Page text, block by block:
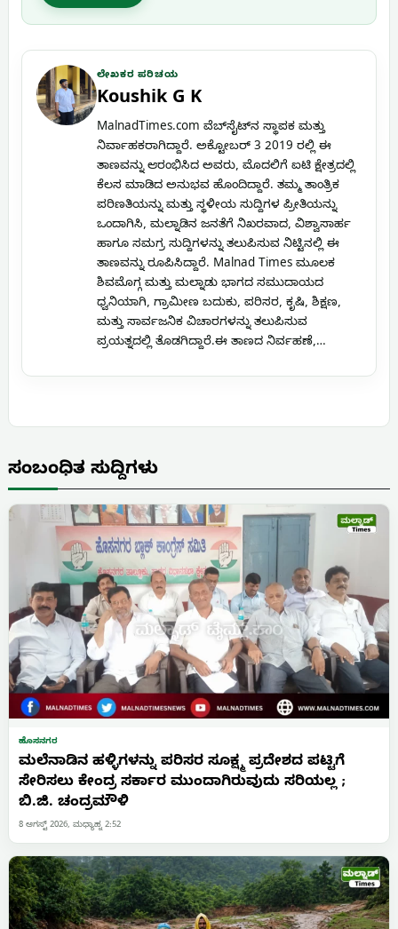
ಲೇಖಕರ ಪರಿಚಯ
Koushik G K
MalnadTimes.com ವೆಬ್‌ಸೈಟ್‌ನ ಸ್ಥಾಪಕ ಮತ್ತು
ನಿರ್ವಾಹಕರಾಗಿದ್ದಾರೆ. ಅಕ್ಟೋಬರ್ 3 2019 ರಲ್ಲಿ ಈ
ತಾಣವನ್ನು ಆರಂಭಿಸಿದ ಅವರು, ಮೊದಲಿಗೆ ಐಟಿ ಕ್ಷೇತ್ರದಲ್ಲಿ
ಕೆಲಸ ಮಾಡಿದ ಅನುಭವ ಹೊಂದಿದ್ದಾರೆ. ತಮ್ಮ ತಾಂತ್ರಿಕ
ಪರಿಣತಿಯನ್ನು ಮತ್ತು ಸ್ಥಳೀಯ ಸುದ್ದಿಗಳ ಪ್ರೀತಿಯನ್ನು
ಒಂದಾಗಿಸಿ, ಮಲ್ನಾಡಿನ ಜನತೆಗೆ ನಿಖರವಾದ, ವಿಶ್ವಾಸಾರ್ಹ
ಹಾಗೂ ಸಮಗ್ರ ಸುದ್ದಿಗಳನ್ನು ತಲುಪಿಸುವ ನಿಟ್ಟಿನಲ್ಲಿ ಈ
ತಾಣವನ್ನು ರೂಪಿಸಿದ್ದಾರೆ. Malnad Times ಮೂಲಕ
ಶಿವಮೊಗ್ಗ ಮತ್ತು ಮಲ್ನಾಡು ಭಾಗದ ಸಮುದಾಯದ
ಧ್ವನಿಯಾಗಿ, ಗ್ರಾಮೀಣ ಬದುಕು, ಪರಿಸರ, ಕೃಷಿ, ಶಿಕ್ಷಣ,
ಮತ್ತು ಸಾರ್ವಜನಿಕ ವಿಚಾರಗಳನ್ನು ತಲುಪಿಸುವ
ಪ್ರಯತ್ನದಲ್ಲಿ ತೊಡಗಿದ್ದಾರೆ.ಈ ತಾಣದ ನಿರ್ವಹಣೆ,…
ಸಂಬಂಧಿತ ಸುದ್ದಿಗಳು
ಹೊಸನಗರ
ಮಲೆನಾಡಿನ ಹಳ್ಳಿಗಳನ್ನು ಪರಿಸರ ಸೂಕ್ಷ್ಮ ಪ್ರದೇಶದ ಪಟ್ಟಿಗೆ
ಸೇರಿಸಲು ಕೇಂದ್ರ ಸರ್ಕಾರ ಮುಂದಾಗಿರುವುದು ಸರಿಯಲ್ಲ ;
ಬಿ.ಜಿ. ಚಂದ್ರಮೌಳಿ
8 ಆಗಸ್ಟ್ 2026, ಮಧ್ಯಾಹ್ನ 2:52